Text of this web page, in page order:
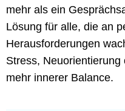
mehr als ein
Lösung für alle, die an
Herausforderungen
Stress,
mehr innerer Balance.